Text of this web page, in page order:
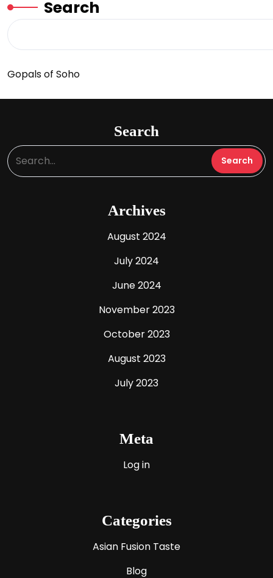
Search
Gopals of Soho
Search
Archives
August 2024
July 2024
June 2024
November 2023
October 2023
August 2023
July 2023
Meta
Log in
Categories
Asian Fusion Taste
Blog